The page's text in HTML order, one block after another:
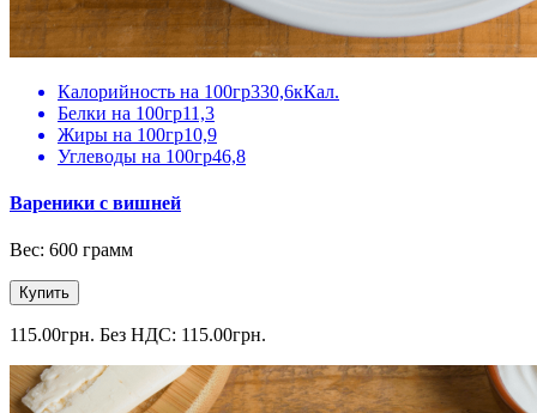
Калорийность на 100гр330,6кКал.
Белки на 100гр11,3
Жиры на 100гр10,9
Углеводы на 100гр46,8
Вареники с вишней
Вес: 600 грамм
Купить
115.00грн. Без НДС: 115.00грн.